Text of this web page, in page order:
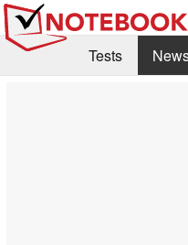
Tests